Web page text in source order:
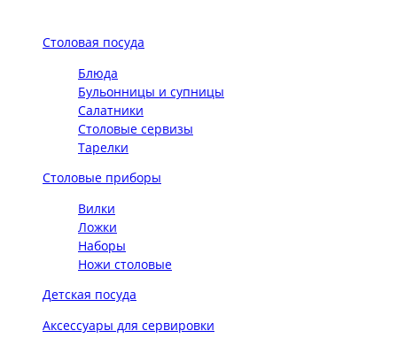
Столовая посуда
Блюда
Бульонницы и супницы
Салатники
Столовые сервизы
Тарелки
Столовые приборы
Вилки
Ложки
Наборы
Ножи столовые
Детская посуда
Аксессуары для сервировки